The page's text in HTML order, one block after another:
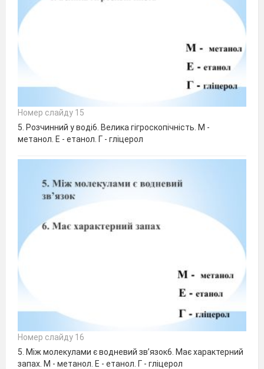
Номер слайду 15
5. Розчинний у воді6. Велика гігроскопічність. М -
метанол. Е - етанол. Г - гліцерол
Номер слайду 16
5. Між молекулами є водневий зв’язок6. Має характерний
запах. М - метанол. Е - етанол. Г - гліцерол